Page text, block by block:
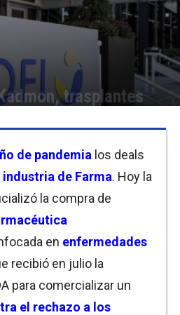
trasplantes
de pandemia los deals
industria de Farma. Hoy la
la compra de
en enfermedades
recibió en julio la
para comercializar un
el rechazo a los